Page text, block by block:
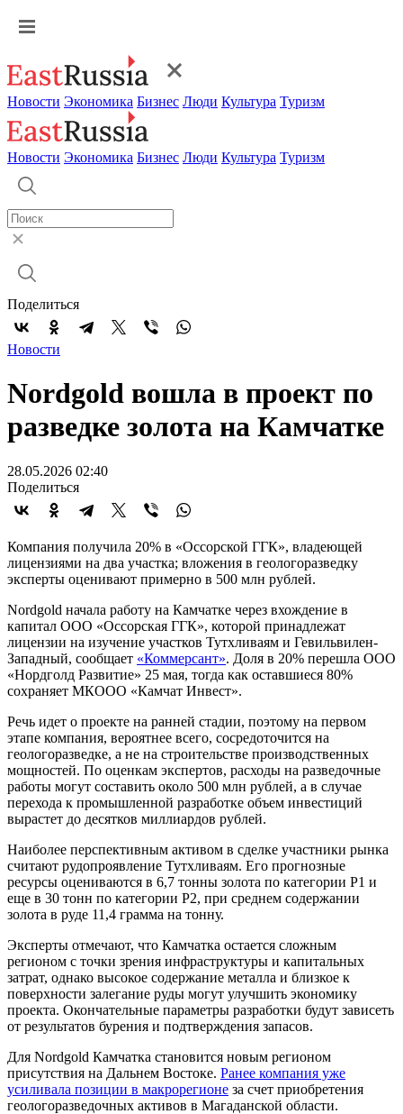
Новости Экономика Бизнес Люди Культура Туризм
Новости Экономика Бизнес Люди Культура Туризм
Поделиться
Новости
Nordgold вошла в проект по
разведке золота на Камчатке
28.05.2026 02:40
Поделиться
Компания получила 20% в «Оссорской ГГК», владеющей
лицензиями на два участка; вложения в геологоразведку
эксперты оценивают примерно в 500 млн рублей.
Nordgold начала работу на Камчатке через вхождение в
капитал ООО «Оссорская ГГК», которой принадлежат
лицензии на изучение участков Тутхливаям и Гевильвилен-
Западный, сообщает «Коммерсант». Доля в 20% перешла ООО
«Нордголд Развитие» 25 мая, тогда как оставшиеся 80%
сохраняет МКООО «Камчат Инвест».
Речь идет о проекте на ранней стадии, поэтому на первом
этапе компания, вероятнее всего, сосредоточится на
геологоразведке, а не на строительстве производственных
мощностей. По оценкам экспертов, расходы на разведочные
работы могут составить около 500 млн рублей, а в случае
перехода к промышленной разработке объем инвестиций
вырастет до десятков миллиардов рублей.
Наиболее перспективным активом в сделке участники рынка
считают рудопроявление Тутхливаям. Его прогнозные
ресурсы оцениваются в 6,7 тонны золота по категории P1 и
еще в 30 тонн по категории P2, при среднем содержании
золота в руде 11,4 грамма на тонну.
Эксперты отмечают, что Камчатка остается сложным
регионом с точки зрения инфраструктуры и капитальных
затрат, однако высокое содержание металла и близкое к
поверхности залегание руды могут улучшить экономику
проекта. Окончательные параметры разработки будут зависеть
от результатов бурения и подтверждения запасов.
Для Nordgold Камчатка становится новым регионом
присутствия на Дальнем Востоке. Ранее компания уже
усиливала позиции в макрорегионе за счет приобретения
геологоразведочных активов в Магаданской области.